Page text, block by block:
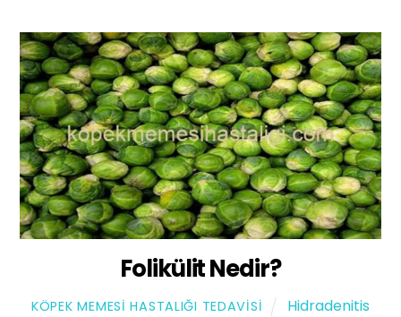
Folikülit Nedir?
KÖPEK MEMESI HASTALIĞI TEDAVISI
Hidradenitis